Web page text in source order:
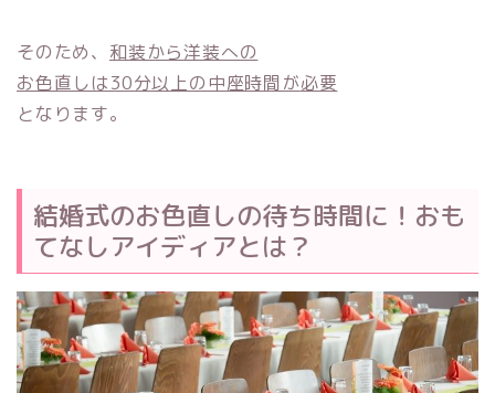
そのため、 和装から洋装への
お色直しは30分以上の中座時間が必要
となります。
結婚式のお色直しの待ち時間に！おも
てなしアイディアとは？